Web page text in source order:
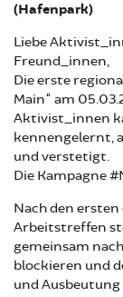
(Hafenpark)
Liebe
Freund_innen,
Die erste
Main" am
Aktivist_innen
kennengelernt,
und verstetigt.
Die Kampagne
Nach den
Arbeitstreffen
gemeinsam
blockieren und
und Ausbeutung